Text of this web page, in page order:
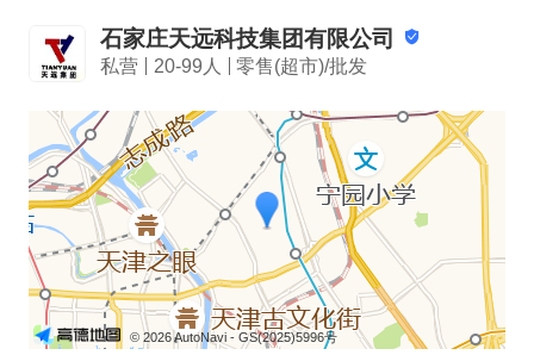
石家庄天远科技集团有限公司
私营 20-99人 零售(超市)/批发
© 2026 AutoNavi - GS(2025)5996号